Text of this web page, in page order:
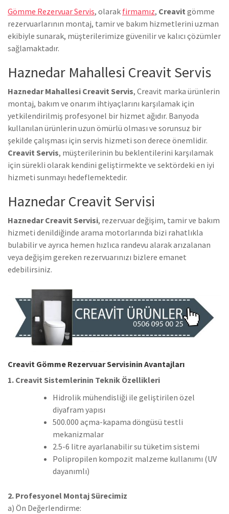
Gömme Rezervuar Servis, olarak firmamız, Creavit gömme
rezervuarlarının montaj, tamir ve bakım hizmetlerini uzman
ekibiyle sunarak, müşterilerimize güvenilir ve kalıcı çözümler
sağlamaktadır.
Haznedar Mahallesi Creavit Servis
Haznedar Mahallesi Creavit Servis, Creavit marka ürünlerin
montaj, bakım ve onarım ihtiyaçlarını karşılamak için
yetkilendirilmiş profesyonel bir hizmet ağıdır. Banyoda
kullanılan ürünlerin uzun ömürlü olması ve sorunsuz bir
şekilde çalışması için servis hizmeti son derece önemlidir.
Creavit Servis, müşterilerinin bu beklentilerini karşılamak
için sürekli olarak kendini geliştirmekte ve sektördeki en iyi
hizmeti sunmayı hedeflemektedir.
Haznedar Creavit Servisi
Haznedar Creavit Servisi, rezervuar değişim, tamir ve bakım
hizmeti denildiğinde arama motorlarında bizi rahatlıkla
bulabilir ve ayrıca hemen hızlıca randevu alarak arızalanan
veya değişim gereken rezervuarınızı bizlere emanet
edebilirsiniz.
Creavit Gömme Rezervuar Servisinin Avantajları
1. Creavit Sistemlerinin Teknik Özellikleri
Hidrolik mühendisliği ile geliştirilen özel
diyafram yapısı
500.000 açma-kapama döngüsü testli
mekanizmalar
2.5-6 litre ayarlanabilir su tüketim sistemi
Polipropilen kompozit malzeme kullanımı (UV
dayanımlı)
2. Profesyonel Montaj Sürecimiz
a) Ön Değerlendirme: